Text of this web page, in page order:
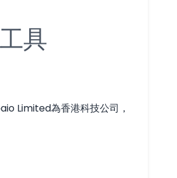
具
Limited為香港科技公司，